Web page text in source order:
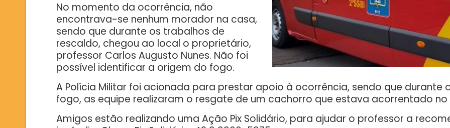
No momento da ocorrência, não
encontrava-se nenhum morador na casa,
sendo que durante os trabalhos de
rescaldo, chegou ao local o proprietário,
professor Carlos Augusto Nunes. Não foi
possível identificar a origem do fogo.
A Polícia Militar foi acionada para prestar apoio à ocorrência, sendo que
fogo, as equipe realizaram o resgate de um cachorro que estava acorrentado
Amigos estão realizando uma Ação Pix Solidário, para ajudar o professor a